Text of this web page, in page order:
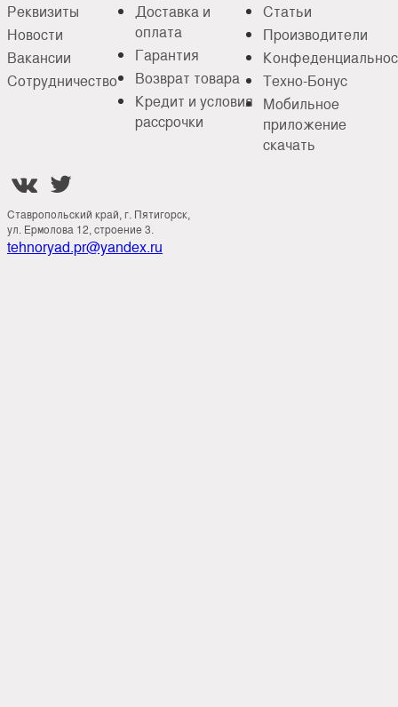
Реквизиты
Новости
Вакансии
Сотрудничество
Доставка и
оплата
Гарантия
Возврат товара
Кредит и условия
рассрочки
Статьи
Производители
Техно-Бонус
Мобильное
приложение
скачать
 
Ставропольский край, г. Пятигорск,
ул. Ермолова 12, строение 3.
tehnoryad.pr@yandex.ru